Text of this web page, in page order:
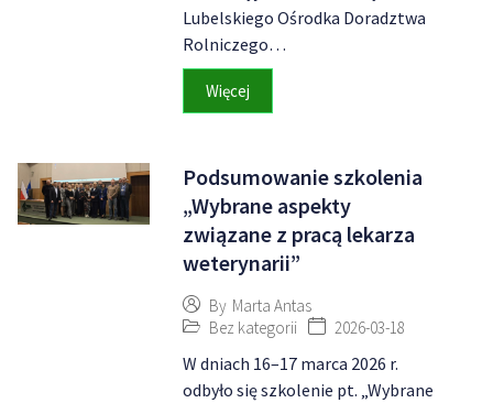
Lubelskiego Ośrodka Doradztwa
Rolniczego…
Więcej
Podsumowanie szkolenia
„Wybrane aspekty
związane z pracą lekarza
weterynarii”
By Marta Antas
Bez kategorii
2026-03-18
W dniach 16–17 marca 2026 r.
odbyło się szkolenie pt. „Wybrane